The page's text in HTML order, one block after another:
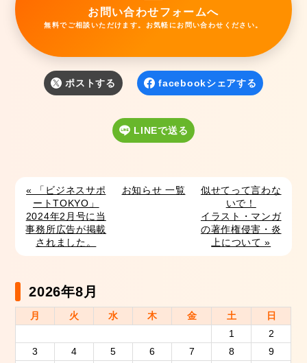
お問い合わせフォームへ
無料でご相談いただけます。お気軽にお問い合わせください。
ポストする facebookシェアする
LINEで送る
« 「ビジネスサポ
ートTOKYO」
2024年2月号に当
事務所広告が掲載
されました。
お知らせ 一覧
似せてって言わな
いで！
イラスト・マンガ
の著作権侵害・炎
上について »
2026年8月
月 火 水 木 金 土 日
1
2
3
4 5 6 7 8
9